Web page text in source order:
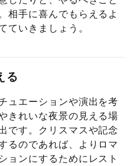
相手に喜んでもらえるよ
ていきましょう。
る
ュエーションや演出を考
きれいな夜景の見える場
です。クリスマスや記念
るのであれば、よりロマ
ョンにするためにレスト